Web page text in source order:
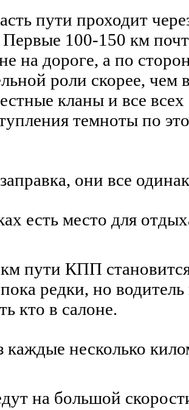
пути проходит
100-150 км
на дороге, а по
роли скорее,
кланы и все
темноты по
они все
есть место для
пути КПП
редки, но
кто в салоне.
несколько
на большой